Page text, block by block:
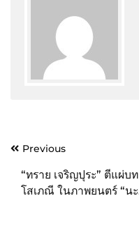
PostPrevious
“ทราย เจริญปุระ” ตีแผ่บท
โสเภณี ในภาพยนตร์ “นะ